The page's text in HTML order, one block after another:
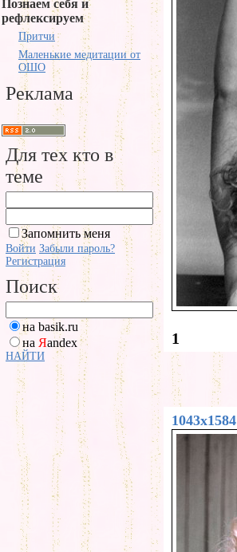
Познаем себя и
рефлексируем
Притчи
Маленькие медитации от
ОШО
Реклама
Для тех кто в
теме
Запомнить меня
Войти Забыли пароль?
Регистрация
Поиск
на basik.ru
на Яandex
НАЙТИ
1
1043x1584